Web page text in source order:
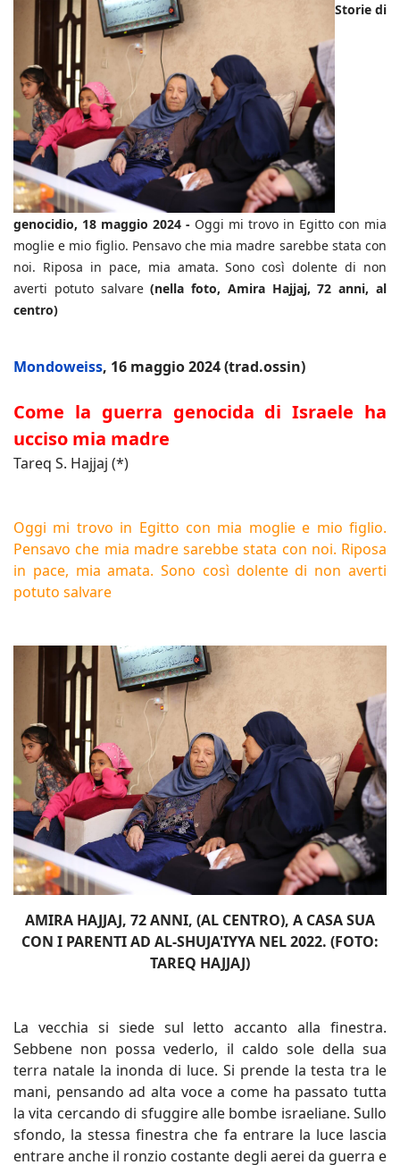
Storie di
genocidio, 18 maggio 2024 - Oggi mi trovo in Egitto con mia
moglie e mio figlio. Pensavo che mia madre sarebbe stata con
noi. Riposa in pace, mia amata. Sono così dolente di non
averti potuto salvare(nella foto, Amira Hajjaj, 72 anni, al
centro)
Mondoweiss, 16 maggio 2024 (trad.ossin)
Come la guerra genocida di Israele ha
ucciso mia madre
Tareq S. Hajjaj (*)
Oggi mi trovo in Egitto con mia moglie e mio figlio.
Pensavo che mia madre sarebbe stata con noi. Riposa
in pace, mia amata. Sono così dolente di non averti
potuto salvare
AMIRA HAJJAJ, 72 ANNI, (AL CENTRO), A CASA SUA
CON I PARENTI AD AL-SHUJA'IYYA NEL 2022. (FOTO:
TAREQ HAJJAJ)
La vecchia si siede sul letto accanto alla finestra.
Sebbene non possa vederlo, il caldo sole della sua
terra natale la inonda di luce. Si prende la testa tra le
mani, pensando ad alta voce a come ha passato tutta
la vita cercando di sfuggire alle bombe israeliane. Sullo
sfondo, la stessa finestra che fa entrare la luce lascia
entrare anche il ronzio costante degli aerei da guerra e